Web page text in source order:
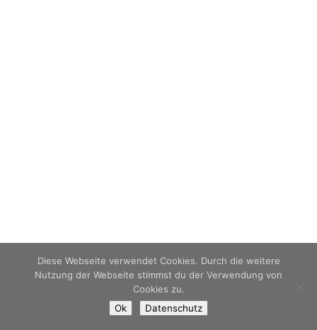
Diese Webseite verwendet Cookies. Durch die weitere
Nutzung der Webseite stimmst du der Verwendung von
Cookies zu.
Ok
Datenschutz